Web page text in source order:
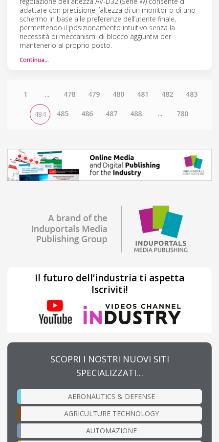
adattare con precisione l’altezza di un monitor o di uno
schermo in base alle preferenze dell’utente finale,
permettendo il posizionamento intuitivo senza la
necessità di meccanismi di blocco aggiuntivi per
mantenerlo al proprio posto.
Continua…
1 ... 478 479 480 481 482 483
484 485 486 487 488 ... 780
Il futuro dell’industria ti aspetta
Iscriviti!
SCOPRI I NOSTRI NUOVI SITI
SPECIALIZZATI…
AERONAUTICS & DEFENSE
AGRICULTURE TECHNOLOGY
AUTOMAZIONE